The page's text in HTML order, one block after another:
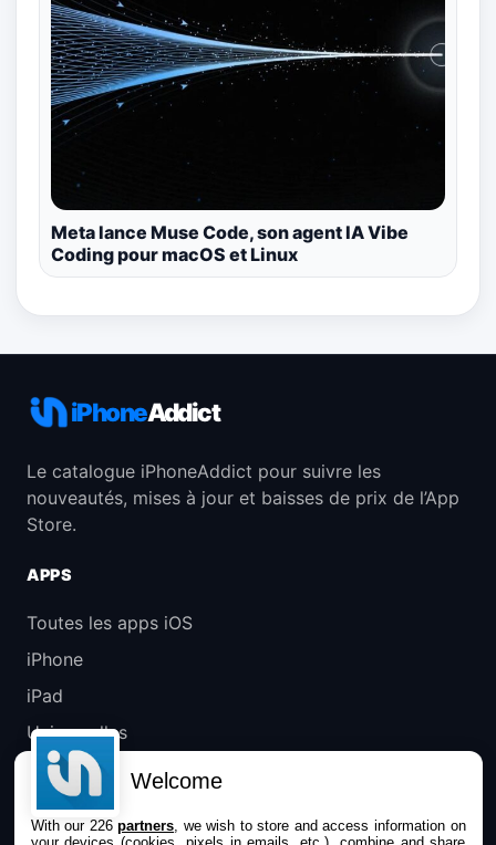
Meta lance Muse Code, son agent IA Vibe
Coding pour macOS et Linux
iPhoneAddict
Le catalogue iPhoneAddict pour suivre les
nouveautés, mises à jour et baisses de prix de l’App
Store.
APPS
Toutes les apps iOS
iPhone
iPad
Universelles
Mac
Apple TV
Welcome
With our 226partners , we wish to store and access information on
your devices (cookies, pixels in emails, etc.), combine and share